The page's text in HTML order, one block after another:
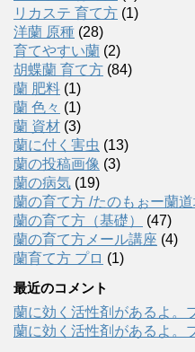
リカステ 育て方 (1)
洋蘭 原種 (28)
育てやすい蘭 (2)
胡蝶蘭 育て方 (84)
蘭 肥料 (1)
蘭 色々 (1)
蘭 資材 (3)
蘭に付く害虫 (13)
蘭の投稿画像 (3)
蘭の病気 (19)
蘭の育て方 /たのもぉー蘭
蘭の育て方（基礎）
(47)
蘭の育て方メール講座 (4)
蘭育て方 プロ (1)
最近のコメント
蘭に効く活性剤があるよ。
蘭に効く活性剤があるよ。